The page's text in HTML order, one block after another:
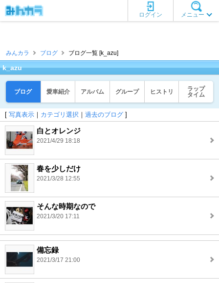
メニュー
ログイン
みんカラ ブログ ブログ一覧 [k_azu]
k_azu
ブログ 愛車紹介 アルバム グループ ヒストリ
ラップ
タイム
[ 写真表示 ｜ カテゴリ選択 ｜ 過去のブログ ]
白とオレンジ
2021/4/29 18:18
春を少しだけ
2021/3/28 12:55
そんな時期なので
2021/3/20 17:11
備忘録
2021/3/17 21:00